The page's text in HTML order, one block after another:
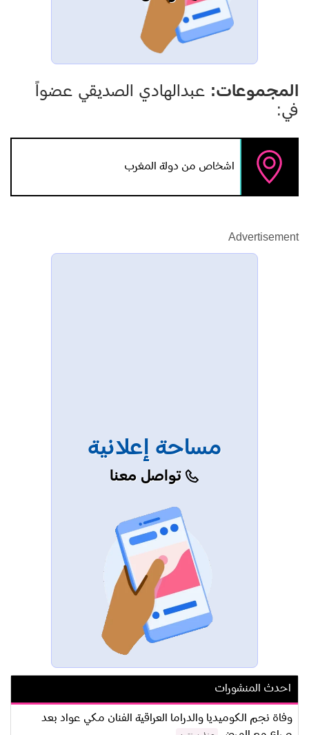
المجموعات: عبدالهادي الصديقي عضواً
في:
اشخاص من دولة المغرب
Advertisement
مساحة إعلانية
تواصل معنا
احدث المنشورات
وفاة نجم الكوميديا والدراما العراقية الفنان مكي عواد بعد